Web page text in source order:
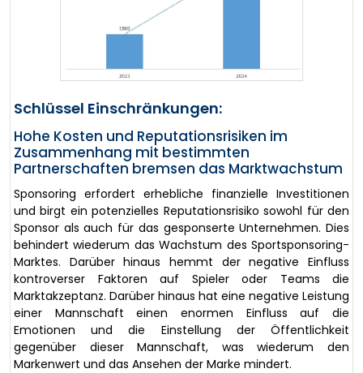
Schlüssel Einschränkungen:
Hohe Kosten und Reputationsrisiken im
Zusammenhang mit bestimmten
Partnerschaften bremsen das Marktwachstum
Sponsoring erfordert erhebliche finanzielle Investitionen
und birgt ein potenzielles Reputationsrisiko sowohl für den
Sponsor als auch für das gesponserte Unternehmen. Dies
behindert wiederum das Wachstum des Sportsponsoring-
Marktes. Darüber hinaus hemmt der negative Einfluss
kontroverser Faktoren auf Spieler oder Teams die
Marktakzeptanz. Darüber hinaus hat eine negative Leistung
einer Mannschaft einen enormen Einfluss auf die
Emotionen und die Einstellung der Öffentlichkeit
gegenüber dieser Mannschaft, was wiederum den
Markenwert und das Ansehen der Marke mindert.